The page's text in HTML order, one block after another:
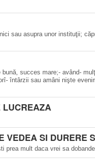
sau asupra unor instituţii;
succes mare;- având-
întârzii sau amâni nişte
LUCREAZA
VEDEA SI DURERE
prea mult daca vrei sa